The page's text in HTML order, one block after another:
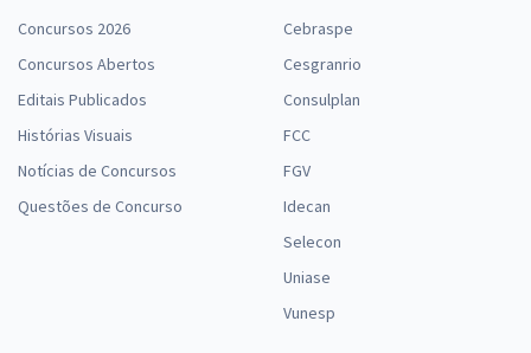
Concursos 2026
Concursos Abertos
Editais Publicados
Histórias Visuais
Notícias de Concursos
Questões de Concurso
Cebraspe
Cesgranrio
Consulplan
FCC
FGV
Idecan
Selecon
Uniase
Vunesp